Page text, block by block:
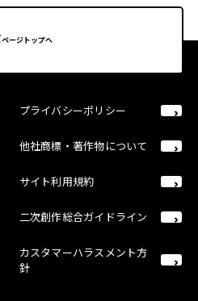
ページトップへ
プライバシーポリシー
他社商標・著作物について
サイト利用規約
二次創作総合ガイドライン
カスタマーハラスメント方
針